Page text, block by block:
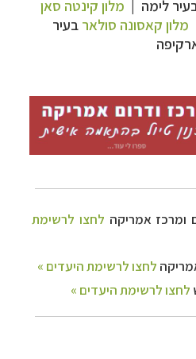
לימה | מלון קינטה סאן
מלון קאסונה סולאר בעיר
לדרום ומרכז אמריקה לחצו לרשימת